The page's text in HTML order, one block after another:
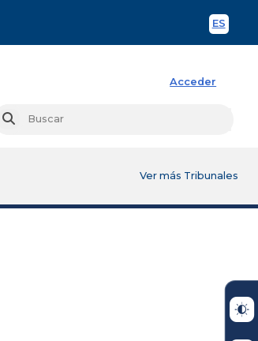
ES
Acceder
Buscar
Ver más Tribunales